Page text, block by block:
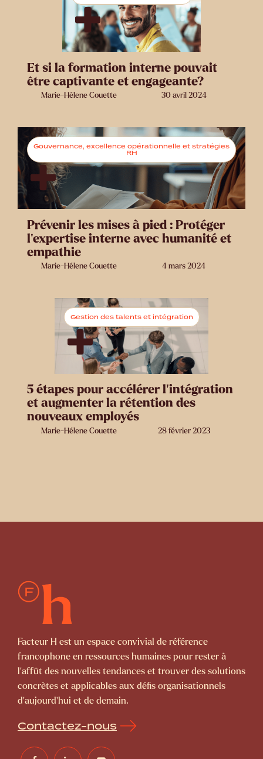
Et si la formation interne pouvait
être captivante et engageante?
Marie-Hélene Couette 30 avril 2024
Gouvernance, excellence opérationnelle et stratégies
RH
Prévenir les mises à pied : Protéger
l’expertise interne avec humanité et
empathie
Marie-Hélene Couette 4 mars 2024
Gestion des talents et intégration
5 étapes pour accélérer l’intégration
et augmenter la rétention des
nouveaux employés
Marie-Hélene Couette 28 février 2023
Facteur H est un espace convivial de référence
francophone en ressources humaines pour rester à
l’affût des nouvelles tendances et trouver des solutions
concrètes et applicables aux défis organisationnels
d’aujourd’hui et de demain.
Contactez-nous